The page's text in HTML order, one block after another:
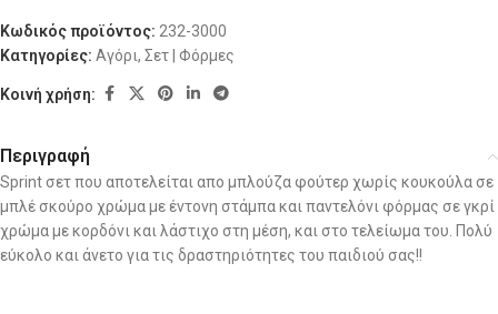
Κωδικός προϊόντος: 232-3000
Κατηγορίες: Αγόρι, Σετ | Φόρμες
Κοινή χρήση:
Περιγραφή
Sprint σετ που αποτελείται απο μπλούζα φούτερ χωρίς κουκούλα σε
μπλέ σκούρο χρώμα με έντονη στάμπα και παντελόνι φόρμας σε γκρί
χρώμα με κορδόνι και λάστιχο στη μέση, και στο τελείωμα του. Πολύ
εύκολο και άνετο για τις δραστηριότητες του παιδιού σας!!